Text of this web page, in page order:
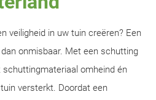
veiligheid in uw tuin creëren? Een
onmisbaar. Met een schutting
omheind én
versterkt. Doordat een